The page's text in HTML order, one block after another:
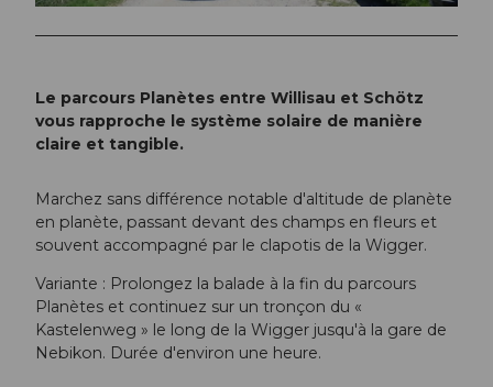
Le parcours Planètes entre Willisau et Schötz
vous rapproche le système solaire de manière
claire et tangible.
Marchez sans différence notable d'altitude de planète
en planète, passant devant des champs en fleurs et
souvent accompagné par le clapotis de la Wigger.
Variante : Prolongez la balade à la fin du parcours
Planètes et continuez sur un tronçon du «
Kastelenweg » le long de la Wigger jusqu'à la gare de
Nebikon. Durée d'environ une heure.